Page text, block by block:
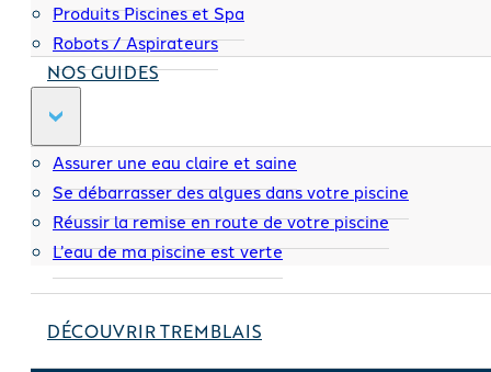
Produits Piscines et Spa
Robots / Aspirateurs
NOS GUIDES
Assurer une eau claire et saine
Se débarrasser des algues dans votre piscine
Réussir la remise en route de votre piscine
L’eau de ma piscine est verte
DÉCOUVRIR TREMBLAIS